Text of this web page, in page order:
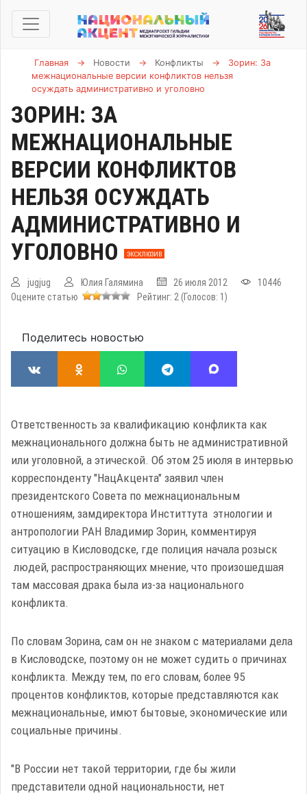
Главная → Новости → Конфликты →
Зорин: За
межнациональные версии конфликтов нельзя
осуждать административно и уголовно
ЗОРИН: ЗА
МЕЖНАЦИОНАЛЬНЫЕ
ВЕРСИИ КОНФЛИКТОВ
НЕЛЬЗЯ ОСУЖДАТЬ
АДМИНИСТРАТИВНО И
УГОЛОВНО
ЭКСКЛЮЗИВ
jugjug Юлия Галямина 26 июля 2012
10446
Оцените статью
Рейтинг: 2 (Голосов: 1 )
Поделитесь новостью
Ответственность за квалификацию конфликта как
межнационального должна быть не административной
или уголовной, а этической. Об этом 25 июля в интервью
корреспонденту "НацАкцента" заявил член
президентского Совета по межнациональным
отношениям, замдиректора Инститтута этнологии и
антропологии РАН Владимир Зорин, комментируя
ситуацию в Кисловодске, где полиция начала розыск
людей, распространяющих мнение, что произошедшая
там массовая драка была из-за национального
конфликта.
По словам Зорина, сам он не знаком с материалами дела
в Кисловодске, поэтому он не может судить о причинах
конфликта. Между тем, по его словам, более 95
процентов конфликтов, которые представляются как
межнациональные, имют бытовые, экономические или
социальные причины.
"В России нет такой территории, где бы жили
представители одной национальности, нет